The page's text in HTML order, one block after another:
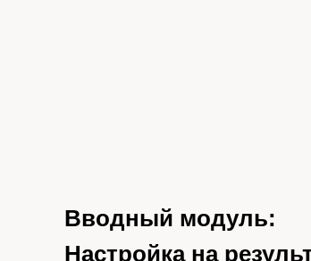
Вводный модуль:
Настройка на